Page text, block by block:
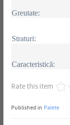
Greutate:
Straturi:
Caracteristică:
Rate this item
Published in Palete